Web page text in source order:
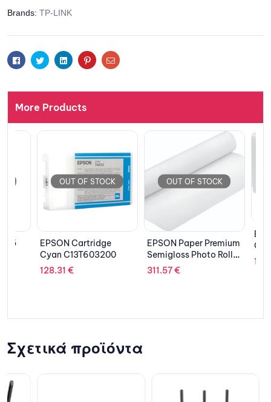
Brands: TP-LINK
FacebookTwitterLinkedinPinterestEmail
More Products
OUT OF STOCK
EPSON Cartridge
Cyan C13T603200
128.31€
OUT OF STOCK
EPSON Paper Premium
Semigloss Photo Roll
C13S041643
311.57€
EPSON
169.26
Σχετικά προϊόντα